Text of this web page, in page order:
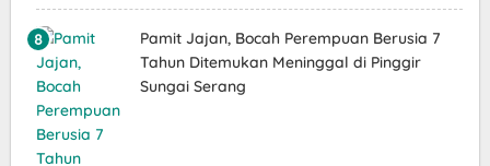
Pamit Jajan, Bocah Perempuan Berusia 7
Tahun Ditemukan Meninggal di Pinggir
Sungai Serang